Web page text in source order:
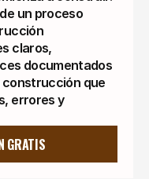
un proceso
claros,
documentados
que
errores y
GRATIS